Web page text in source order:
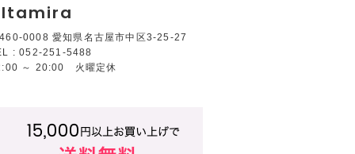
0008 愛知県名古屋市中区3-25-27
: 052-251-5488
～ 20:00 火曜定休